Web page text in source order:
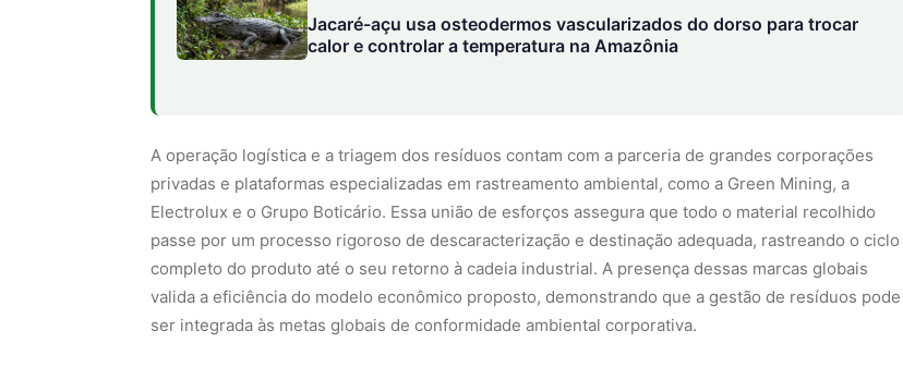
Jacaré-açu usa osteodermos vascularizados do dorso para trocar
calor e controlar a temperatura na Amazônia
A operação logística e a triagem dos resíduos contam com a parceria de grandes corporações
privadas e plataformas especializadas em rastreamento ambiental, como a Green Mining, a
Electrolux e o Grupo Boticário. Essa união de esforços assegura que todo o material recolhido
passe por um processo rigoroso de descaracterização e destinação adequada, rastreando o ciclo
completo do produto até o seu retorno à cadeia industrial. A presença dessas marcas globais
valida a eficiência do modelo econômico proposto, demonstrando que a gestão de resíduos pode
ser integrada às metas globais de conformidade ambiental corporativa.